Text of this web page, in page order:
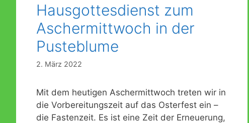
Hausgottesdienst zum
Aschermittwoch in der
Pusteblume
2. März 2022
Mit dem heutigen Aschermittwoch treten wir in
die Vorbereitungszeit auf das Osterfest ein –
die Fastenzeit. Es ist eine Zeit der Erneuerung,